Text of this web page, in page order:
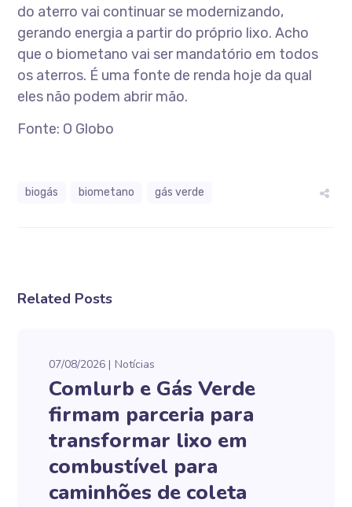
do aterro vai continuar se modernizando,
gerando energia a partir do próprio lixo. Acho
que o biometano vai ser mandatório em todos
os aterros. É uma fonte de renda hoje da qual
eles não podem abrir mão.
Fonte: O Globo
biogás biometano gás verde
Related Posts
07/08/2026 Notícias
Comlurb e Gás Verde
firmam parceria para
transformar lixo em
combustível para
caminhões de coleta